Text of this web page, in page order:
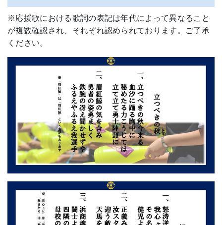
※応援歌における歌詞の表記は年代によって異なること
が複数確認され、それぞれ認められております。ご了承
ください。